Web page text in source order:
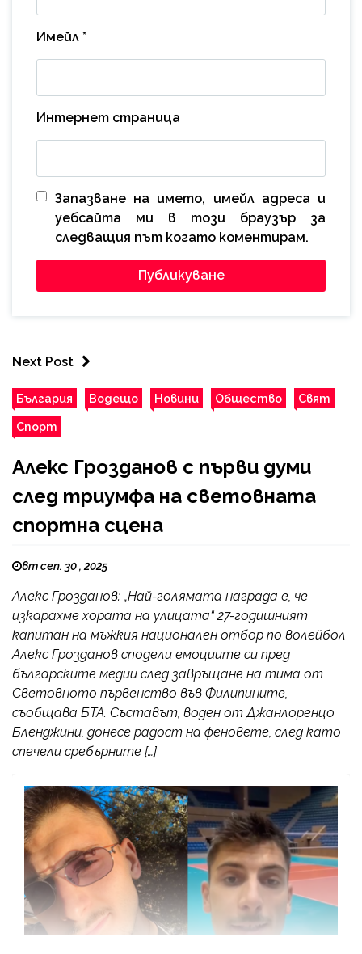
Имейл *
Интернет страница
Запазване на името, имейл адреса и
уебсайта ми в този браузър за
следващия път когато коментирам.
Next Post
България Водещо Новини Общество Свят
Спорт
Алекс Грозданов с първи думи
след триумфа на световната
спортна сцена
вт сеп. 30 , 2025
Алекс Грозданов: „Най-голямата награда е, че
изкарахме хората на улицата“ 27-годишният
капитан на мъжкия национален отбор по волейбол
Алекс Грозданов сподели емоциите си пред
българските медии след завръщане на тима от
Световното първенство във Филипините,
съобщава БТА. Съставът, воден от Джанлоренцо
Бленджини, донесе радост на феновете, след като
спечели сребърните […]